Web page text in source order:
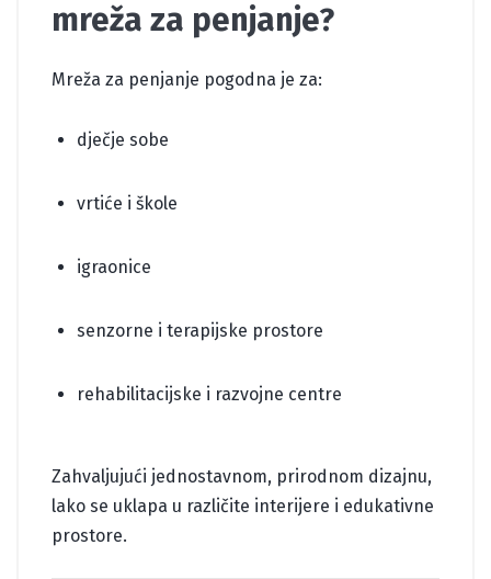
mreža za penjanje?
Mreža za penjanje pogodna je za:
dječje sobe
vrtiće i škole
igraonice
senzorne i terapijske prostore
rehabilitacijske i razvojne centre
Zahvaljujući jednostavnom, prirodnom dizajnu,
lako se uklapa u različite interijere i edukativne
prostore.